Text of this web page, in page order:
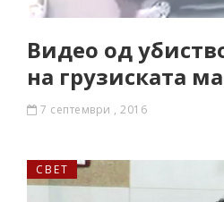
Видео од
на грузиската
7 септември , 2016
СВЕТ